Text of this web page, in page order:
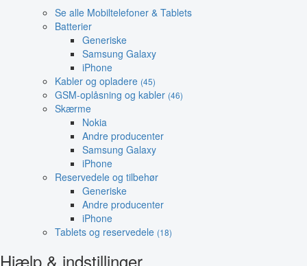
Se alle Mobiltelefoner & Tablets
Batterier
Generiske
Samsung Galaxy
iPhone
Kabler og opladere (45)
GSM-oplåsning og kabler (46)
Skærme
Nokia
Andre producenter
Samsung Galaxy
iPhone
Reservedele og tilbehør
Generiske
Andre producenter
iPhone
Tablets og reservedele (18)
Hjælp & indstillinger